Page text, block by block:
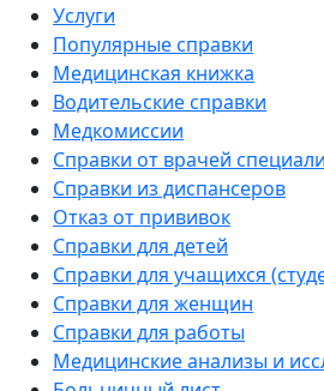
Услуги
Популярные справки
Медицинская книжка
Водительские справки
Медкомиссии
Справки от врачей
Справки из диспансеров
Отказ от прививок
Справки для детей
Справки для учащихся
Справки для женщин
Справки для работы
Медицинские анализы и